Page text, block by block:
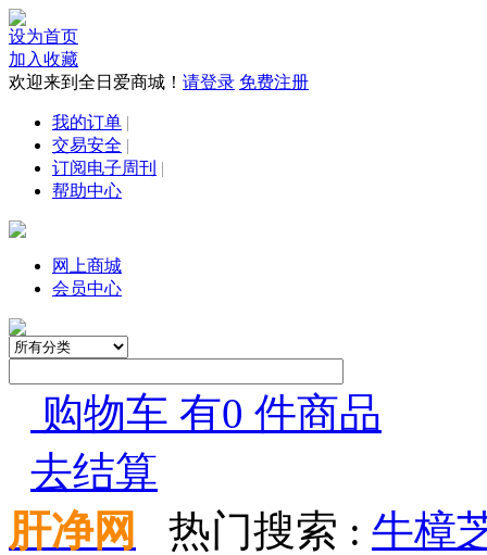
设为首页
加入收藏
欢迎来到全日爱商城！ 请登录 免费注册
我的订单 |
交易安全 |
订阅电子周刊 |
帮助中心
网上商城
会员中心
购物车 有0 件商品
去结算
肝净网
热门搜索 : 牛樟